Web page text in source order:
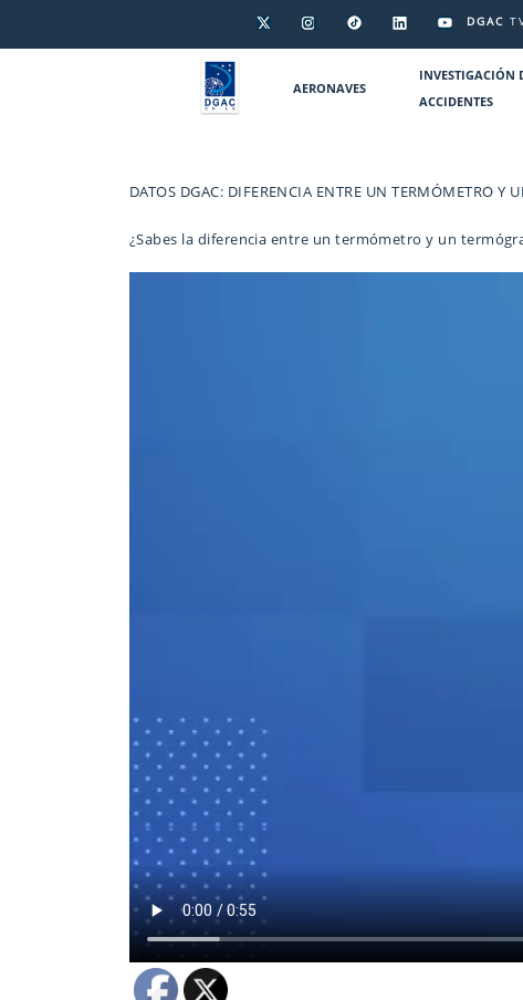
DGAC
AERONAVES
INVESTIGACIÓN
ACCIDENTES
DATOS DGAC: DIFERENCIA ENTRE UN TERMÓMETRO Y
¿Sabes la diferencia entre un termómetro y un